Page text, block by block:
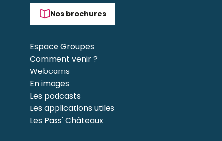
Nos brochures
Espace Groupes
Comment venir ?
Webcams
En images
Les podcasts
Les applications utiles
Les Pass' Châteaux